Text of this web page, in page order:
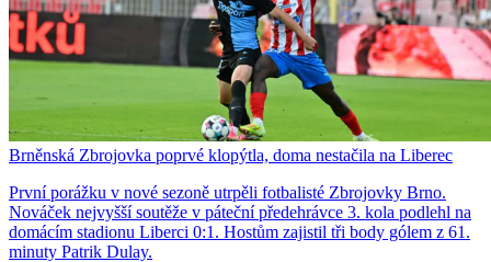
Brněnská Zbrojovka poprvé klopýtla, doma nestačila na Liberec
První porážku v nové sezoně utrpěli fotbalisté Zbrojovky Brno.
Nováček nejvyšší soutěže v páteční předehrávce 3. kola podlehl na
domácím stadionu Liberci 0:1. Hostům zajistil tři body gólem z 61.
minuty Patrik Dulay.